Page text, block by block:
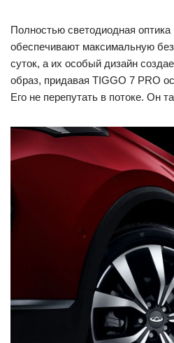
Полностью светодиодная
обеспечивают максимальную
суток, а их особый дизайн
образ, придавая TIGGO 7 PRO
Его не перепутать в потоке. Он